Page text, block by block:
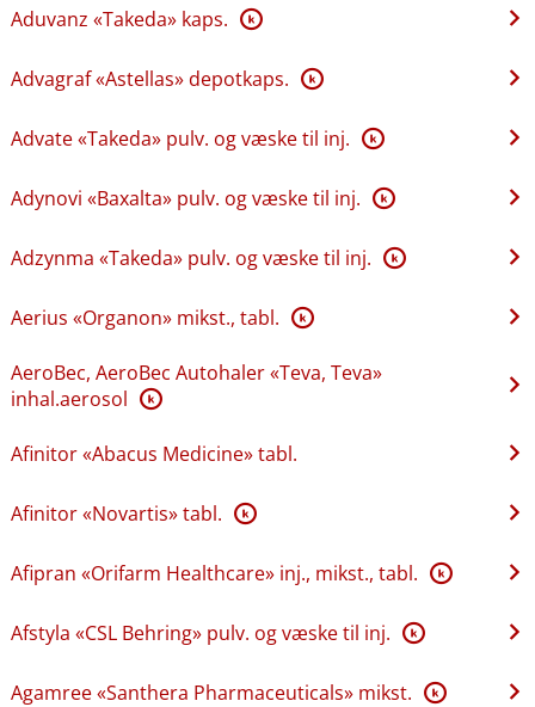
Aduvanz «Takeda» kaps. K
Advagraf «Astellas» depotkaps. K
Advate «Takeda» pulv. og væske til inj. K
Adynovi «Baxalta» pulv. og væske til inj. K
Adzynma «Takeda» pulv. og væske til inj. K
Aerius «Organon» mikst., tabl. K
AeroBec, AeroBec Autohaler «Teva, Teva»
inhal.aerosol K
Afinitor «Abacus Medicine» tabl.
Afinitor «Novartis» tabl. K
Afipran «Orifarm Healthcare» inj., mikst., tabl. K
Afstyla «CSL Behring» pulv. og væske til inj. K
Agamree «Santhera Pharmaceuticals» mikst. K